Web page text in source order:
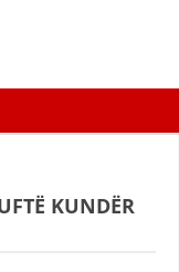
KUNDËR